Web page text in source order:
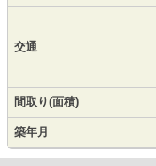
交通
間取り(面積)
築年月